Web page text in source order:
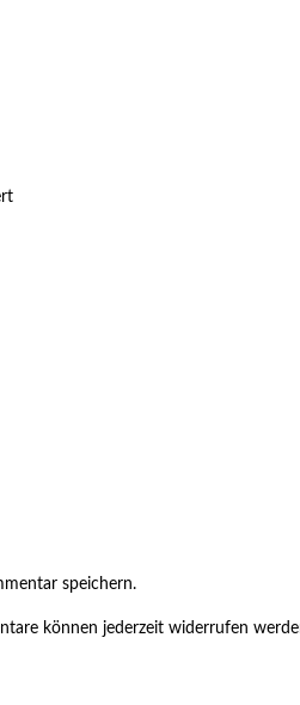
speichern.
können jederzeit widerrufen